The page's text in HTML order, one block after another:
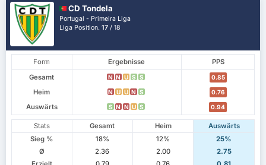
CD Tondela
Portugal - Primeira Liga
Liga Position.17 / 18
Form Ergebnisse
PPS
Gesamt
N N U S S 0.85
Heim N U U N S 0.76
Auswärts S N N U S 0.94
Stats Gesamt Heim
Auswärts
Sieg %
18% 12%
25%
Ø
2.36 2.00
2.75